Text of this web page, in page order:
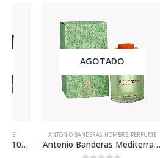
AGOTADO
ANTONIO BANDERAS, HOMBRE,PERFUME
Antonio Banderas Mediterraneo 200ml Para Hombre